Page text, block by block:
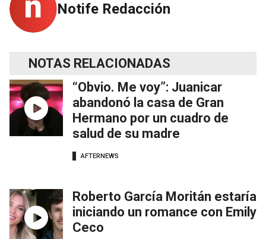
Notife Redacción
NOTAS RELACIONADAS
“Obvio. Me voy”: Juanicar
abandonó la casa de Gran
Hermano por un cuadro de
salud de su madre
AFTERNEWS
Roberto García Moritán estaría
iniciando un romance con Emily
Ceco